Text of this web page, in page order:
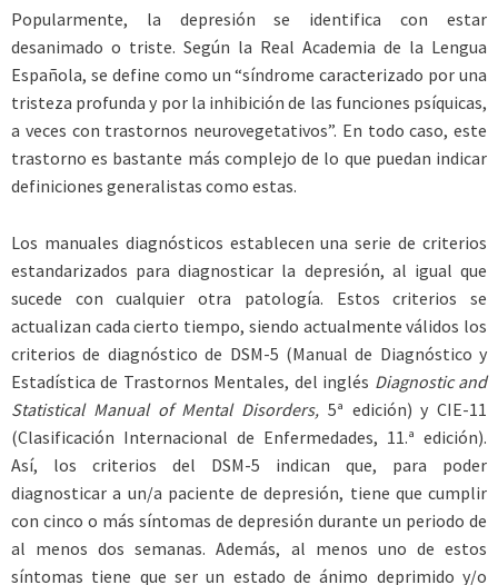
Popularmente, la depresión se identifica con estar
desanimado o triste. Según la Real Academia de la Lengua
Española, se define como un “síndrome caracterizado por una
tristeza profunda y por la inhibición de las funciones psíquicas,
a veces con trastornos neurovegetativos”. En todo caso, este
trastorno es bastante más complejo de lo que puedan indicar
definiciones generalistas como estas.
Los manuales diagnósticos establecen una serie de criterios
estandarizados para diagnosticar la depresión, al igual que
sucede con cualquier otra patología. Estos criterios se
actualizan cada cierto tiempo, siendo actualmente válidos los
criterios de diagnóstico de DSM-5 (Manual de Diagnóstico y
Estadística de Trastornos Mentales, del inglés Diagnostic­ and
Statistical Manual of Mental Disorders, 5ª edición) y CIE-11
(Clasificación Internacional de Enfermedades, 11.ª edición).
Así, los criterios del DSM-5 indican que, para poder
diagnosticar a un/a paciente de depresión, tiene que cumplir
con cinco o más síntomas de depresión durante un periodo de
al menos dos semanas. Además, al menos uno de estos
síntomas tiene que ser un estado de ánimo deprimido y/o